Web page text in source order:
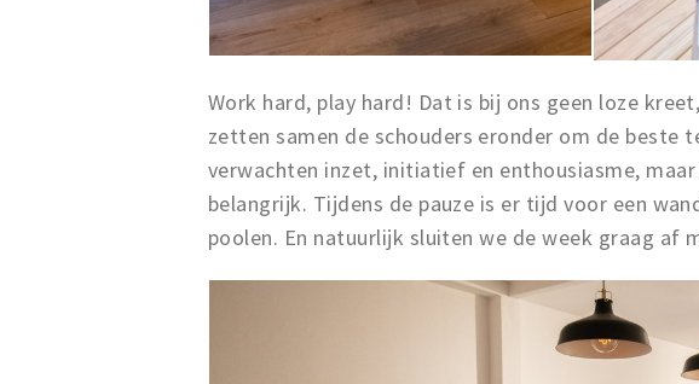
Work hard, play hard! Dat is bij ons geen loze
zetten samen de schouders eronder om de beste
verwachten inzet, initiatief en enthousiasme,
belangrijk. Tijdens de pauze is er tijd voor een
poolen. En natuurlijk sluiten we de week graag af